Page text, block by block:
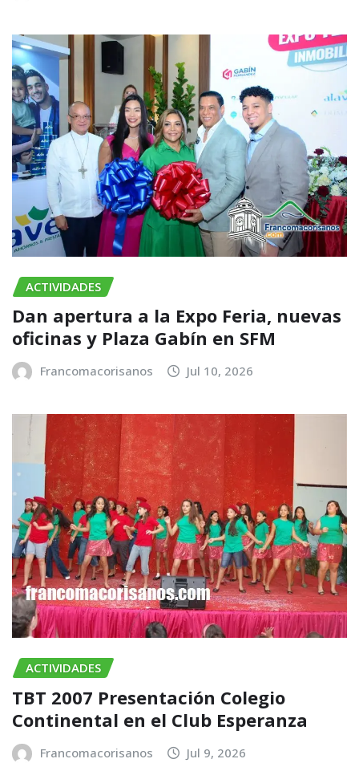
ACTIVIDADES
​Dan apertura a la Expo Feria, nuevas
oficinas y Plaza Gabín en SFM
Francomacorisanos Jul 10, 2026
ACTIVIDADES
TBT 2007 Presentación Colegio
Continental en el Club Esperanza
Francomacorisanos Jul 9, 2026